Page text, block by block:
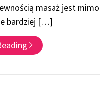
masaż jest mimo
bardziej […]